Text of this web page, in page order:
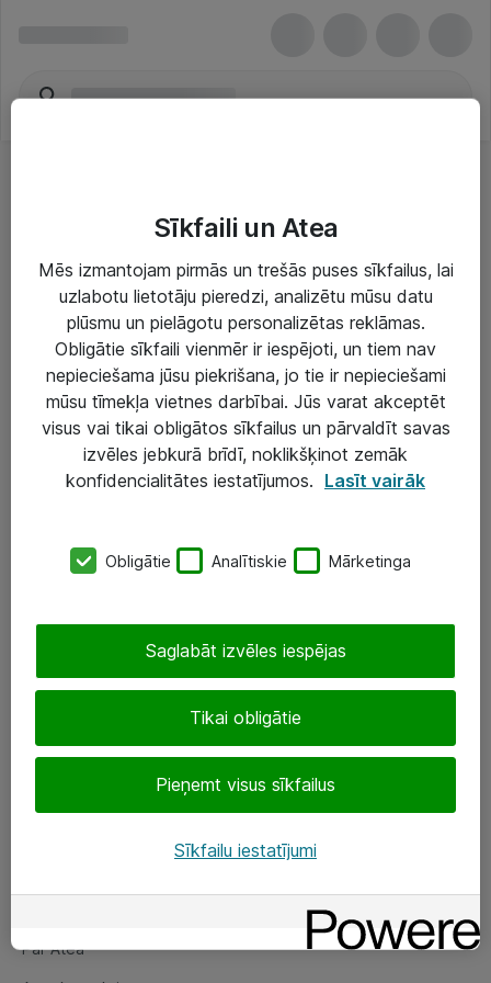
Risinājumi & Pakalpojumi
IT serviss un atbalsts
IT infrastruktūra
Darba vietu IT risinājumi
Serveri un datu centri
SIA „ATEA”
eShop@atea.lv
Sekojiet mums
Par Atea
Par Atea
Sīkfaili un Atea
Mēs izmantojam pirmās un trešās puses sīkfailus, lai
uzlabotu lietotāju pieredzi, analizētu mūsu datu
plūsmu un pielāgotu personalizētas reklāmas.
Obligātie sīkfaili vienmēr ir iespējoti, un tiem nav
nepieciešama jūsu piekrišana, jo tie ir nepieciešami
mūsu tīmekļa vietnes darbībai. Jūs varat akceptēt
visus vai tikai obligātos sīkfailus un pārvaldīt savas
izvēles jebkurā brīdī, noklikšķinot zemāk
konfidencialitātes iestatījumos. Lasīt vairāk
Obligātie Analītiskie Mārketinga
Tikai obligātie
Pieņemt visus sīkfailus
Saglabāt izvēles iespējas
Sīkfailu iestatījumi